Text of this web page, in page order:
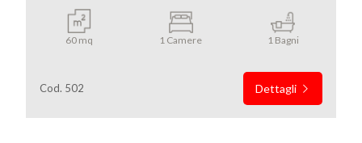
60 mq 1 Camere 1 Bagni
Cod. 502 Dettagli